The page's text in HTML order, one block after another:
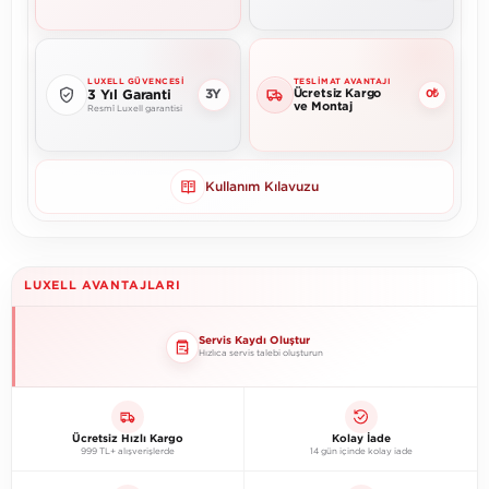
LUXELL GÜVENCESI
3 Yıl Garanti
Resmî Luxell garantisi
3Y
TESLIMAT AVANTAJI
Ücretsiz Kargo
ve Montaj
0₺
Kullanım Kılavuzu
LUXELL AVANTAJLARI
Servis Kaydı Oluştur
Hızlıca servis talebi oluşturun
Ücretsiz Hızlı Kargo
999 TL+ alışverişlerde
Kolay İade
14 gün içinde kolay iade